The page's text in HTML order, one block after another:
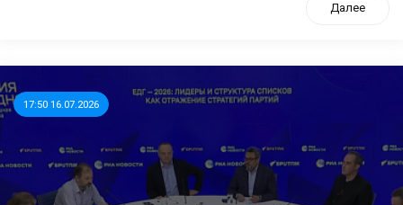
Далее
17:50 16.07.2026